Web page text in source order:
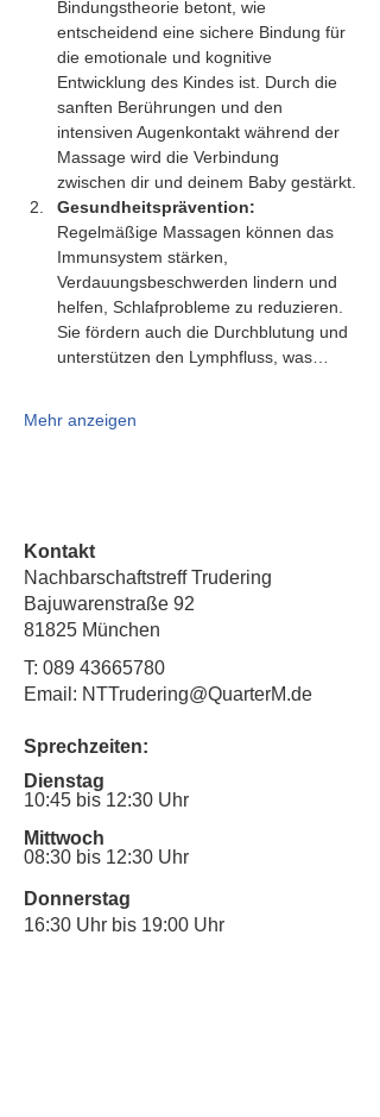
Bindungstheorie betont, wie
entscheidend eine sichere Bindung für
die emotionale und kognitive
Entwicklung des Kindes ist. Durch die
sanften Berührungen und den
intensiven Augenkontakt während der
Massage wird die Verbindung
zwischen dir und deinem Baby gestärkt.
Gesundheitsprävention:
Regelmäßige Massagen können das
Immunsystem stärken,
Verdauungsbeschwerden lindern und
helfen, Schlafprobleme zu reduzieren.
Sie fördern auch die Durchblutung und
unterstützen den Lymphfluss, was…
Mehr anzeigen
Kontakt
Nachbarschaftstreff Trudering
Bajuwarenstraße 92
81825 München
T: 089 43665780
Email: NTTrudering@QuarterM.de
Sprechzeiten:
Dienstag
10:45 bis 12:30 Uhr
Mittwoch
08:30 bis 12:30 Uhr
Donnerstag
16:30 Uhr bis 19:00 Uhr